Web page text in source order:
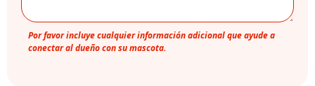
Por favor incluye cualquier información adicional que ayude a
conectar al dueño con su mascota.